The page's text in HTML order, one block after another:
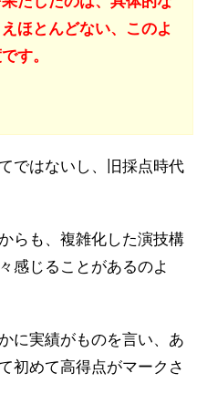
ほとんどない、このよ
す。
ではないし、旧採点時代
らも、複雑化した演技構
感じることがあるのよ
に実績がものを言い、あ
初めて高得点がマークさ